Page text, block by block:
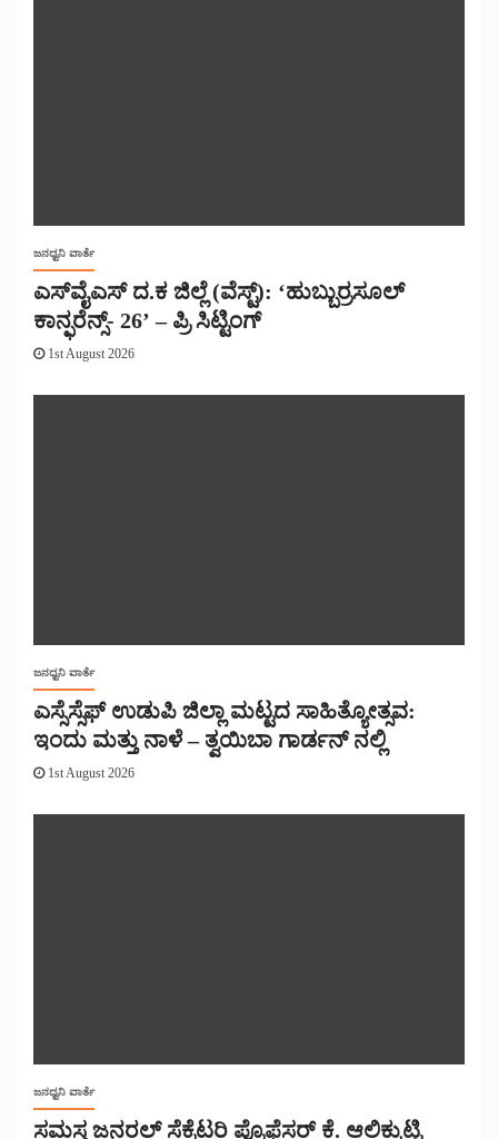
ಜನಧ್ವನಿ ವಾರ್ತೆ
ಎಸ್‌ವೈಎಸ್ ದ.ಕ ಜಿಲ್ಲೆ (ವೆಸ್ಟ್): ‘ಹುಬ್ಬುರ್ರಸೂಲ್
ಕಾನ್ಫರೆನ್ಸ್- 26’ – ಪ್ರಿ ಸಿಟ್ಟಿಂಗ್
1st August 2026
ಜನಧ್ವನಿ ವಾರ್ತೆ
ಎಸ್ಸೆಸ್ಸೆಫ್ ಉಡುಪಿ ಜಿಲ್ಲಾ ಮಟ್ಟದ ಸಾಹಿತ್ಯೋತ್ಸವ:
ಇಂದು ಮತ್ತು ನಾಳೆ – ತ್ವಯಿಬಾ ಗಾರ್ಡನ್ ನಲ್ಲಿ
1st August 2026
ಜನಧ್ವನಿ ವಾರ್ತೆ
ಸಮಸ್ತ ಜನರಲ್ ಸೆಕ್ರೆಟರಿ ಪ್ರೊಫೆಸರ್ ಕೆ. ಆಲಿಕ್ಕುಟ್ಟಿ